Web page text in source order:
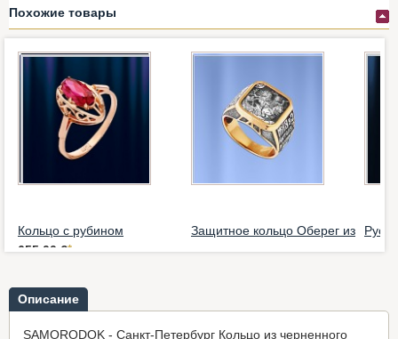
Похожие товары
Кольцо с рубином
655,00 €*
Защитное кольцо Оберег из
позоло...
Описание
SAMORODOK - Санкт-Петербург Кольцо из черненного